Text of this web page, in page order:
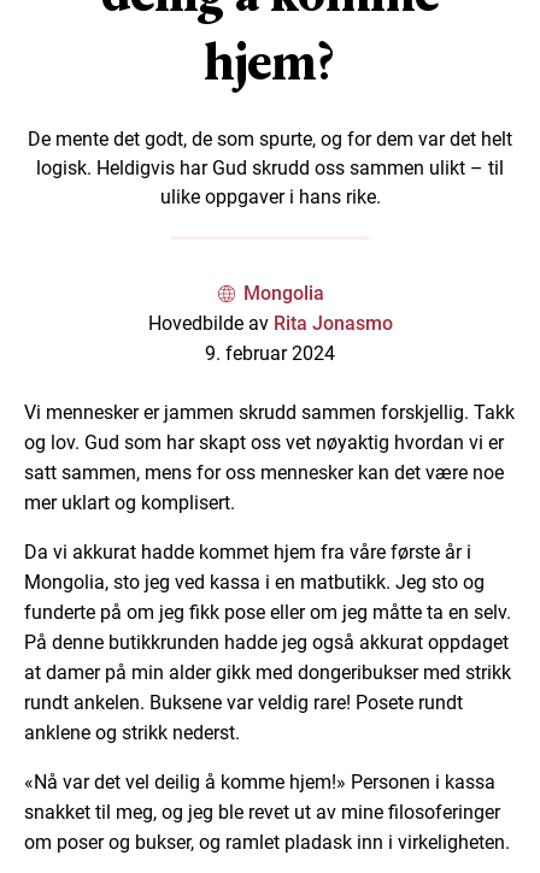
hjem?
De mente det godt, de som spurte, og for dem var det helt
logisk. Heldigvis har Gud skrudd oss sammen ulikt – til
ulike oppgaver i hans rike.
Mongolia
Hovedbilde av Rita Jonasmo
9. februar 2024
Vi mennesker er jammen skrudd sammen forskjellig. Takk
og lov. Gud som har skapt oss vet nøyaktig hvordan vi er
satt sammen, mens for oss mennesker kan det være noe
mer uklart og komplisert.
Da vi akkurat hadde kommet hjem fra våre første år i
Mongolia, sto jeg ved kassa i en matbutikk. Jeg sto og
funderte på om jeg fikk pose eller om jeg måtte ta en selv.
På denne butikkrunden hadde jeg også akkurat oppdaget
at damer på min alder gikk med dongeribukser med strikk
rundt ankelen. Buksene var veldig rare! Posete rundt
anklene og strikk nederst.
«Nå var det vel deilig å komme hjem!» Personen i kassa
snakket til meg, og jeg ble revet ut av mine filosoferinger
om poser og bukser, og ramlet pladask inn i virkeligheten.